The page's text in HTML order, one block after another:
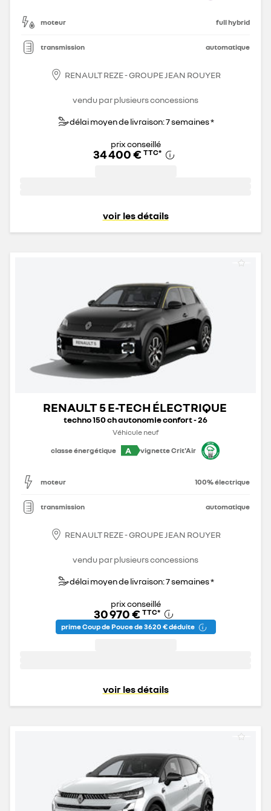
moteur full hybrid
transmission automatique
RENAULT REZE - GROUPE JEAN ROUYER
vendu par plusieurs concessions
délai moyen de livraison: 7 semaines *
prix conseillé
34 400 € TTC*
voir les détails
RENAULT 5 E-TECH ÉLECTRIQUE
techno 150 ch autonomie confort - 26
Véhicule neuf
classe énergétique
A vignette Crit'Air
moteur 100% électrique
transmission automatique
RENAULT REZE - GROUPE JEAN ROUYER
vendu par plusieurs concessions
délai moyen de livraison: 7 semaines *
prix conseillé
30 970 € TTC*
prime Coup de Pouce de 3 620 € déduite
voir les détails